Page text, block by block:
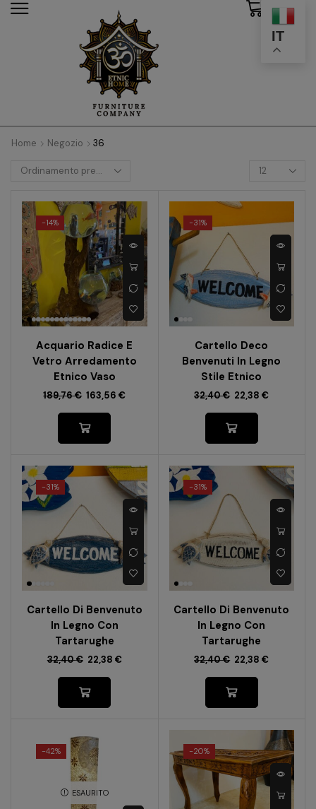
IT
Home Negozio 36
-14%
Acquario Radice E
Vetro Arredamento
Etnico Vaso
189,76€ 163,56€
-31%
Cartello Deco
Benvenuti In Legno
Stile Etnico
32,40€ 22,38€
-31%
Cartello Di Benvenuto
In Legno Con
Tartarughe
32,40€ 22,38 €
-31%
Cartello Di Benvenuto
In Legno Con
Tartarughe
32,40€ 22,38€
-42%
ESAURITO
-20%